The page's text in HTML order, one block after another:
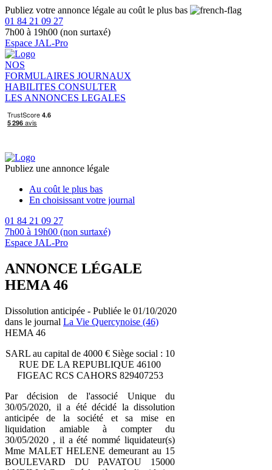
Publiez votre annonce légale au coût le plus bas
01 84 21 09 27
7h00 à 19h00 (non surtaxé)
Espace JAL-Pro
NOS
FORMULAIRES JOURNAUX
HABILITES CONSULTER
LES ANNONCES LEGALES
Publiez une annonce légale
Au coût le plus bas
En choisissant votre journal
01 84 21 09 27
7h00 à 19h00 (non surtaxé)
Espace JAL-Pro
ANNONCE LÉGALE
HEMA 46
Dissolution anticipée - Publiée le 01/10/2020
dans le journal La Vie Quercynoise (46)
HEMA 46
SARL au capital de 4000 € Siège social : 10
RUE DE LA REPUBLIQUE 46100
FIGEAC RCS CAHORS 829407253
Par décision de l'associé Unique du
30/05/2020, il a été décidé la dissolution
anticipée de la société et sa mise en
liquidation amiable à compter du
30/05/2020 , il a été nommé liquidateur(s)
Mme MALET HELENE demeurant au 15
BOULEVARD DU PAVATOU 15000